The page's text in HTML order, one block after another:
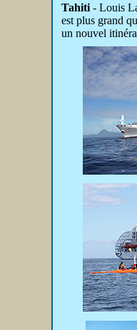
Tahiti - Louis
est plus grand
un nouvel